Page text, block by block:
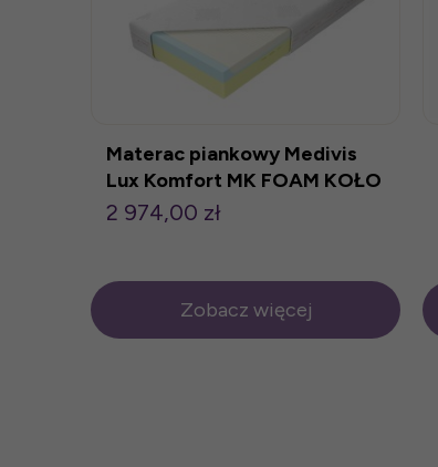
Materac piankowy Medivis
Lux Komfort MK FOAM KOŁO
2 974,00 zł
Zobacz więcej